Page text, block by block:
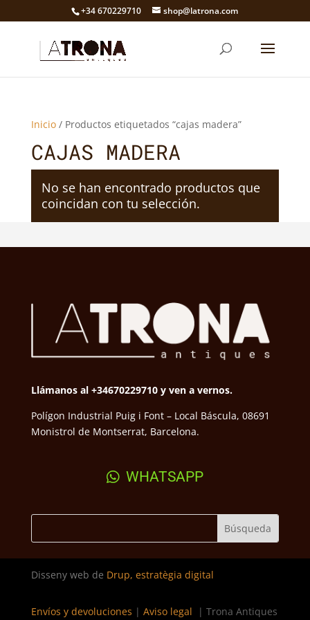
+34 670229710 shop@latrona.com
Inicio/ Productos etiquetados “cajas madera”
CAJAS MADERA
No se han encontrado productos que
coincidan con tu selección.
Llámanos al +34670229710 y ven a vernos.
Polígon Industrial Puig i Font – Local Báscula, 08691
Monistrol de Montserrat, Barcelona.
WHATSAPP
Disseny web de Drup, estratègia digital
Envíos y devoluciones | Aviso legal | Trona Antiques